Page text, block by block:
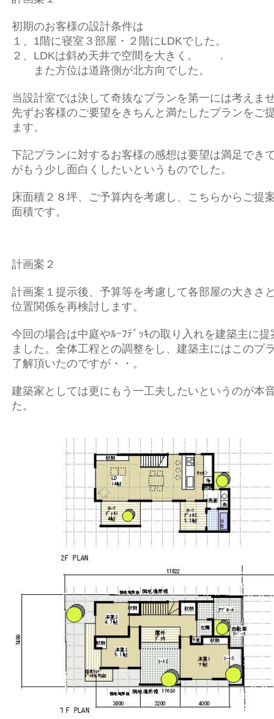
初期のお客様の設計条件は
１、1階に寝室３部屋・２階にLDKでした。
２、LDKは斜め天井で空間を大きく。 .
また方位は道路側が北方向でした。
当設計室では決して奇抜なプランを第一には考えま
先ずお客様のご要望をきちんと満たしたプランをご
ます。
下記プランに対するお客様の感想は要望は満足でき
がもう少し面白くしたいというものでした。
床面積２８坪、ご予算内を考慮し、こちらからご提
面積です。
計画案２
計画案１提示後、予算等を考慮して各部屋の大きさ
位置関係を再検討します。
今回の場合は中庭やﾙｰﾌﾃﾞｯｷの取り入れを建築主に提
ました。全体工程との調整をし、建築主にはこのプ
了解頂いたのですが・・。
建築家としては更にもう一工夫したいというのが本
た。